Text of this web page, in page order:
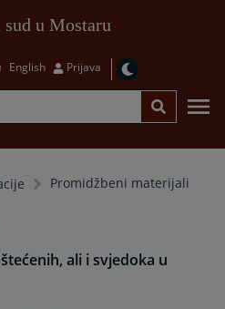
u Mostaru
English Prijava
Promidžbeni materijali
ali i svjedoka u